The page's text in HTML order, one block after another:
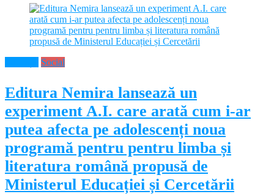
Social
Editura Nemira lansează un
experiment A.I. care arată cum i-ar
putea afecta pe adolescenți noua
programă pentru pentru limba și
literatura română propusă de
Ministerul Educației și Cercetării